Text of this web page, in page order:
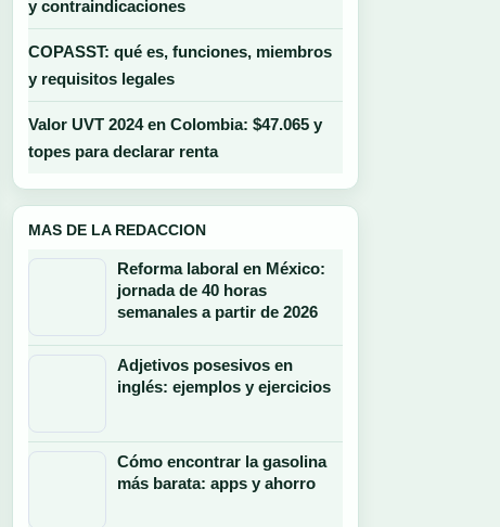
y contraindicaciones
COPASST: qué es, funciones, miembros
y requisitos legales
Valor UVT 2024 en Colombia: $47.065 y
topes para declarar renta
MAS DE LA REDACCION
Reforma laboral en México:
jornada de 40 horas
semanales a partir de 2026
Adjetivos posesivos en
inglés: ejemplos y ejercicios
Cómo encontrar la gasolina
más barata: apps y ahorro